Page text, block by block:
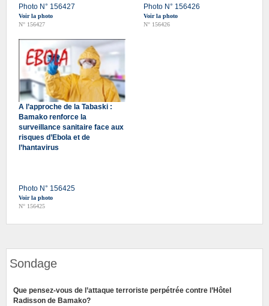
Photo N° 156427
Voir la photo
N° 156427
Photo N° 156426
Voir la photo
N° 156426
A l’approche de la Tabaski :
Bamako renforce la
surveillance sanitaire face aux
risques d’Ebola et de
l’hantavirus
Photo N° 156425
Voir la photo
N° 156425
Sondage
Que pensez-vous de l’attaque terroriste perpétrée contre l’Hôtel
Radisson de Bamako?